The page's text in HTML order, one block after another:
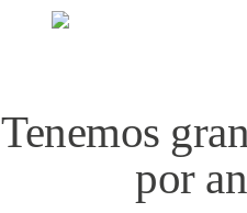
Tenemos
por